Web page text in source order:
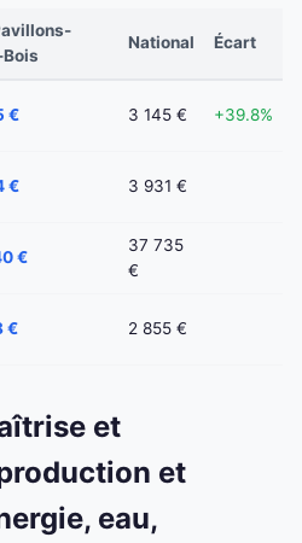
National Écart
€ 3 145 € +39.8%
€ 3 931 €
€
37 735
€
€ 2 855 €
et
et
eau,